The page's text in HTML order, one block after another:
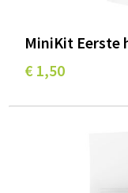
MiniKit Eerste
€ 1,50